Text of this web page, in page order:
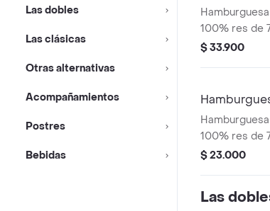
Las dobles
Las clásicas
Otras alternativas
Acompañamientos
Postres
Bebidas
100% res de
cheddar, con
papas
Presto y
$ 33.900
100% res de
cheddar,
$ 23.000
Las